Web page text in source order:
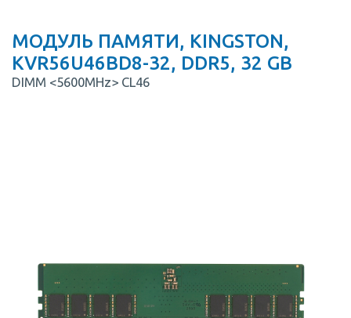
МОДУЛЬ ПАМЯТИ, KINGSTON,
KVR56U46BD8-32, DDR5, 32 GB
DIMM <5600MHz> CL46